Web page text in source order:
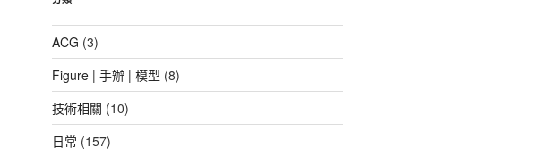
ACG (3)
Figure | 手辦 | 模型 (8)
技術相關 (10)
日常 (157)